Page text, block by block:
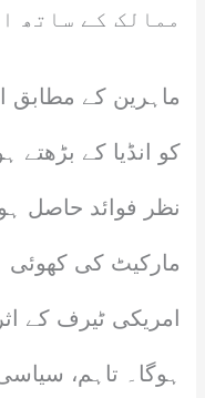
ممالک کے ساتھ
ماہرین کے مطابق
کو انڈیا کے
نظر فوائد حاصل
مارکیٹ کی کھوئی
امریکی ٹیرف کے
ہوگا۔ تاہم،